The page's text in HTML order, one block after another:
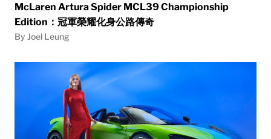
McLaren Artura Spider MCL39 Championship
Edition：冠軍榮耀化身公路傳奇
By Joel Leung